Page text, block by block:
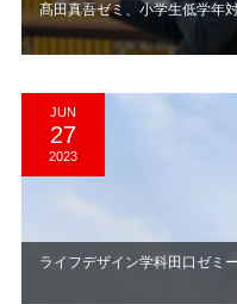
髙田真吾ゼミ、小学生低学年
JUN
27
2023
ライフデザイン学科田口ゼミ